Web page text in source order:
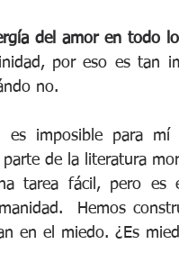
del amor en todo
por eso es tan
no.
es imposible para
de la literatura
tarea fácil, pero
Hemos
en el miedo. ¿Es